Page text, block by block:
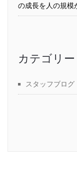
の成長を人の規模
カテゴリー
スタッフブログ